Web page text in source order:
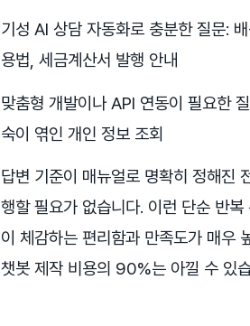
기성 AI 상담 자동화로 충분한 질문:
용법, 세금계산서 발행 안내
맞춤형 개발이나 API 연동이 필요한
숙이 엮인 개인 정보 조회
답변 기준이 매뉴얼로 명확히 정해진
행할 필요가 없습니다. 이런 단순 반
이 체감하는 편리함과 만족도가 매우
챗봇 제작 비용의 90%는 아낄 수 있